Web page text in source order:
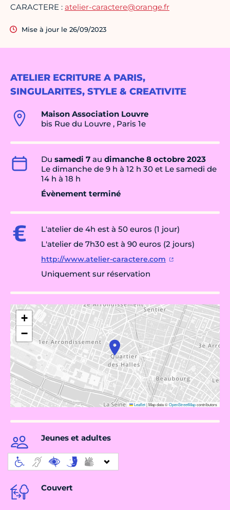
ATELIER ECRITURE A PARIS,
SINGULARITES, STYLE & CREATIVITE
Maison Association Louvre
bis Rue du Louvre , Paris 1e
Du samedi 7 au dimanche 8 octobre 2023
Le dimanche de 9 h à 12 h 30 et Le samedi de
14 h à 18 h
Évènement terminé
L'atelier de 4h est à 50 euros (1 jour)
L'atelier de 7h30 est à 90 euros (2 jours)
http://www.atelier-caractere.com
Uniquement sur réservation
+
−
Leaflet|Map data ©OpenStreetMapcontributors
Jeunes et adultes
Couvert
CARACTERE : atelier-caractere@orange.fr
Mise à jour le 26/09/2023